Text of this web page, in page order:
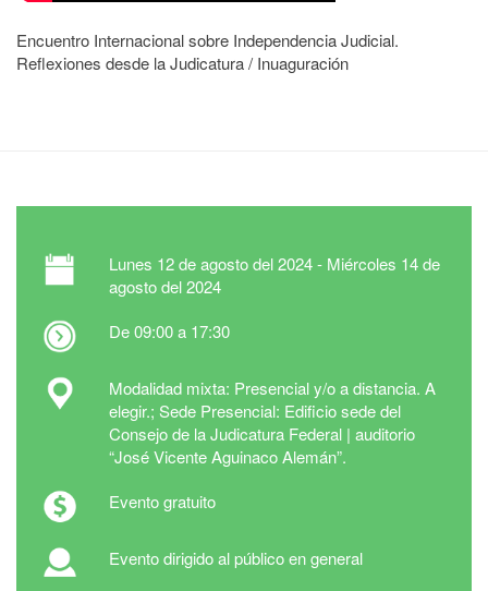
Encuentro Internacional sobre Independencia Judicial.
Reflexiones desde la Judicatura / Inuaguración
Lunes 12 de agosto del 2024 - Miércoles 14 de
agosto del 2024
De 09:00 a 17:30
Modalidad mixta: Presencial y/o a distancia. A
elegir.; Sede Presencial: Edificio sede del
Consejo de la Judicatura Federal | auditorio
“José Vicente Aguinaco Alemán”.
Evento gratuito
Evento dirigido al público en general